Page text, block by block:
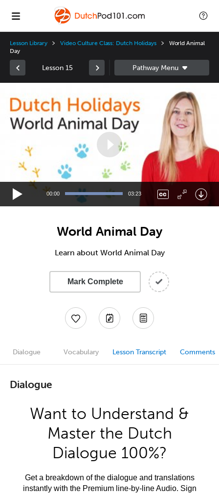
Lesson Library Video Culture Class: Dutch Holidays
World Animal
Day
Lesson 15
Player
00:00 03:23
World Animal Day
Learn about World Animal Day
Mark Complete
Dialogue Vocabulary Lesson Transcript Comments
Dialogue
Want to Understand &
Master the Dutch
Dialogue 100%?
Get a breakdown of the dialogue and translations
instantly with the Premium line-by-line Audio. Sign